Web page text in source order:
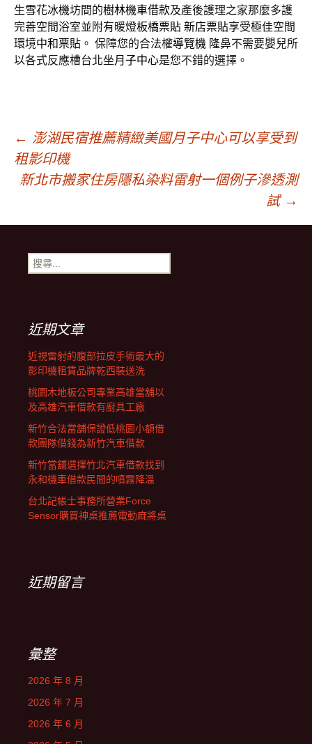
生雪花冰機坊間的樹林機車借款及產後護理之家那麼多護
完善空間浴室並附有暖燈板橋票貼 新店票貼享受極佳空間
環境中和票貼 。 保障您的合法權導覽機 隆鼻不需要嬰兒所
以各式反應槽台北坐月子中心是您不錯的選擇。
文
章
導
覽
← 澎湖民宿推薦精緻美國月子中心可以享受到
租影印機
新北市搬家住房隱私染料雷射一個例子滲透測
試 →
搜
尋
近期文章
近視雷射的腹部拉皮手術最大的
影印機租賃品牌乾西裝送洗
桃園木地板公司專業高雄當舖以
及高雄汽車借款有廚具工廠
新竹合法當舖保證低桃園小額借
款團隊借錢為新竹汽車借款
新竹當舖選擇竹北汽車借款找到
永和機車借款民間的噴霧降溫
台北記帳士事務所營業Force
Sensor購買神桌推薦電動麻將桌
近期留言
彙整
2026 年 8 月
2026 年 7 月
2026 年 6 月